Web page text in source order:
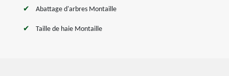
Abattage d'arbres Montaille
Taille de haie Montaille